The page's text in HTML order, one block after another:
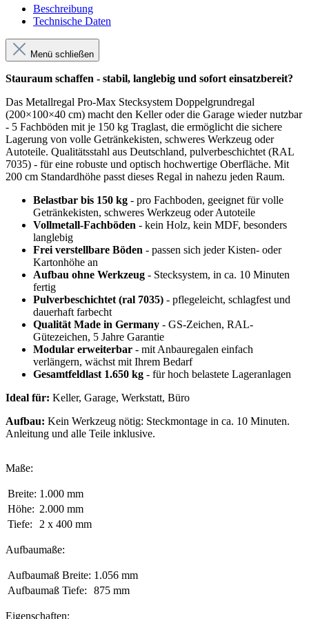
Beschreibung
Technische Daten
Menü schließen
Stauraum schaffen - stabil, langlebig und sofort einsatzbereit?
Das Metallregal Pro-Max Stecksystem Doppelgrundregal
(200×100×40 cm) macht den Keller oder die Garage wieder nutzbar
- 5 Fachböden mit je 150 kg Traglast, die ermöglicht die sichere
Lagerung von volle Getränkekisten, schweres Werkzeug oder
Autoteile. Qualitätsstahl aus Deutschland, pulverbeschichtet (RAL
7035) - für eine robuste und optisch hochwertige Oberfläche. Mit
200 cm Standardhöhe passt dieses Regal in nahezu jeden Raum.
Belastbar bis 150 kg - pro Fachboden, geeignet für volle
Getränkekisten, schweres Werkzeug oder Autoteile
Vollmetall-Fachböden - kein Holz, kein MDF, besonders
langlebig
Frei verstellbare Böden - passen sich jeder Kisten- oder
Kartonhöhe an
Aufbau ohne Werkzeug - Stecksystem, in ca. 10 Minuten
fertig
Pulverbeschichtet (ral 7035) - pflegeleicht, schlagfest und
dauerhaft farbecht
Qualität Made in Germany - GS-Zeichen, RAL-
Gütezeichen, 5 Jahre Garantie
Modular erweiterbar - mit Anbauregalen einfach
verlängern, wächst mit Ihrem Bedarf
Gesamtfeldlast 1.650 kg - für hoch belastete Lageranlagen
Ideal für: Keller, Garage, Werkstatt, Büro
Aufbau: Kein Werkzeug nötig: Steckmontage in ca. 10 Minuten.
Anleitung und alle Teile inklusive.
Maße:
Breite: 1.000 mm
Höhe: 2.000 mm
Tiefe:
2 x 400 mm
Aufbaumaße:
Aufbaumaß Breite: 1.056 mm
Aufbaumaß Tiefe:
875 mm
Eigenschaften: